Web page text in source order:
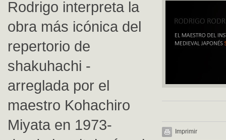
Imprimir
Rodrigo interpreta la
obra más icónica del
repertorio de
shakuhachi -
arreglada por el
maestro Kohachiro
Miyata en 1973-